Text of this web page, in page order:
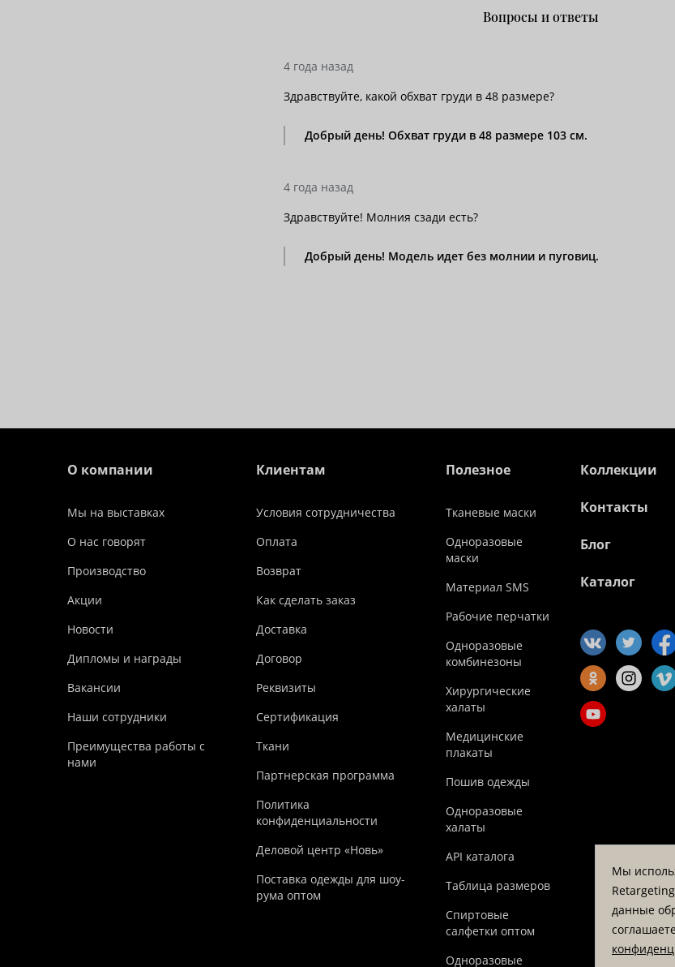
Вопросы и ответы
4 года назад
Здравствуйте, какой обхват груди в 48 размере?
Добрый день! Обхват груди в 48 размере 103 см.
4 года назад
Здравствуйте! Молния сзади есть?
Добрый день! Модель идет без молнии и пуговиц.
О компании
Мы на выставках
О нас говорят
Производство
Акции
Новости
Дипломы и награды
Вакансии
Наши сотрудники
Преимущества работы с
нами
Клиентам
Условия сотрудничества
Оплата
Возврат
Как сделать заказ
Доставка
Договор
Реквизиты
Сертификация
Ткани
Партнерская программа
Политика
конфиденциальности
Деловой центр «Новь»
Поставка одежды для шоу-
рума оптом
Полезное
Тканевые маски
Одноразовые
маски
Материал SMS
Рабочие перчатки
Одноразовые
комбинезоны
Хирургические
халаты
Медицинские
плакаты
Пошив одежды
Одноразовые
халаты
API каталога
Таблица размеров
Спиртовые
салфетки оптом
Одноразовые
Коллекции
Контакты
Блог
Каталог
Мы
данные